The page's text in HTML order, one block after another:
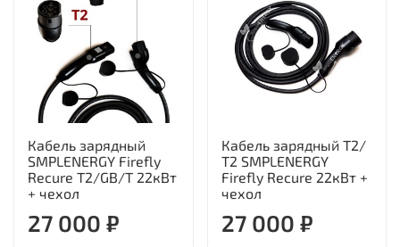
Кабель зарядный
SMPLENERGY Firefly
Recure T2/GB/T 22кВт
+ чехол
27 000 ₽
Кабель зарядный Т2/
Т2 SMPLENERGY
Firefly Recure 22кВт +
чехол
27 000 ₽